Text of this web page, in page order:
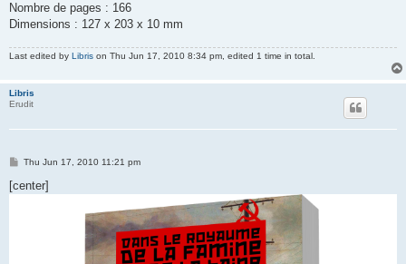
Nombre de pages : 166
Dimensions : 127 x 203 x 10 mm
Last edited by Libris on Thu Jun 17, 2010 8:34 pm, edited 1 time in total.
Libris
Erudit
P
s
t
Thu Jun 17, 2010 11:21 pm
[center]